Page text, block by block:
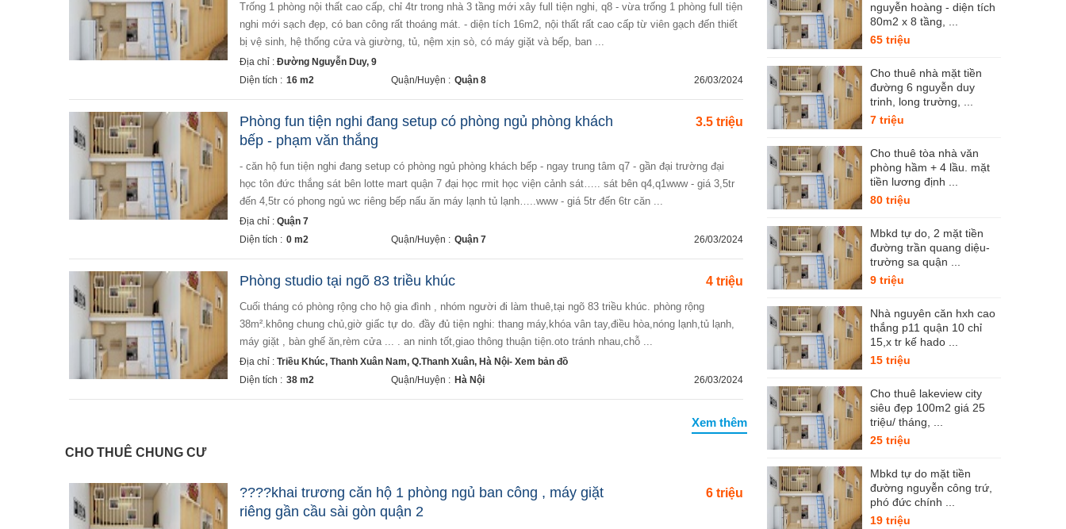
trống 1 phòng nội thất cao cấp, chỉ 4tr trong nhà 3 tầng mới xây full tiện nghi, q8 - vừa trống 1 phòng full tiện
nghi mới sạch đẹp, có ban công rất thoáng mát. - diện tích 16m2, nội thất rất cao cấp từ viên gạch đến thiết
bị vệ sinh, hệ thống cửa và giường, tủ, nệm xịn sò, có máy giặt và bếp, ban ...
Địa chỉ : Đường Nguyễn Duy, 9
Diện tích : 16 m2 Quận/Huyện : Quận 8 26/03/2024
3.5 triệu
Phòng fun tiện nghi đang setup có phòng ngủ phòng khách
bếp - phạm văn thắng
- căn hộ fun tiện nghi đang setup có phòng ngủ phòng khách bếp - ngay trung tâm q7 - gần đại trường đại
học tôn đức thắng sát bên lotte mart quận 7 đại học rmit học viện cảnh sát….. sát bên q4,q1www - giá 3,5tr
đến 4,5tr có phong ngủ wc riêng bếp nấu ăn máy lạnh tủ lạnh…..www - giá 5tr đến 6tr căn ...
Địa chỉ : Quận 7
Diện tích : 0 m2 Quận/Huyện : Quận 7 26/03/2024
4 triệu
Phòng studio tại ngõ 83 triều khúc
cuối tháng có phòng rộng cho hộ gia đình , nhóm người đi làm thuê,tại ngõ 83 triều khúc. phòng rộng
38m².không chung chủ,giờ giấc tự do. đầy đủ tiện nghi: thang máy,khóa vân tay,điều hòa,nóng lạnh,tủ lạnh,
máy giặt , bàn ghế ăn,rèm cửa ... . an ninh tốt,giao thông thuận tiện.oto tránh nhau,chỗ ...
Địa chỉ : Triều Khúc, Thanh Xuân Nam, Q.Thanh Xuân, Hà Nội- Xem bản đồ
Diện tích : 38 m2 Quận/Huyện : Hà Nội 26/03/2024
Xem thêm
CHO THUÊ CHUNG CƯ
6 triệu
????khai trương căn hộ 1 phòng ngủ ban công , máy giặt
riêng gần cầu sài gòn quận 2
nguyễn hoàng - diện tích
80m2 x 8 tầng, ...
65 triệu
Cho thuê nhà mặt tiền
đường 6 nguyễn duy
trinh, long trường, ...
7 triệu
Cho thuê tòa nhà văn
phòng hầm + 4 lầu. mặt
tiền lương định ...
80 triệu
Mbkd tự do, 2 mặt tiền
đường trần quang diệu-
trường sa quận ...
9 triệu
Nhà nguyên căn hxh cao
thắng p11 quận 10 chỉ
15,x tr kế hado ...
15 triệu
Cho thuê lakeview city
siêu đẹp 100m2 giá 25
triệu/ tháng, ...
25 triệu
Mbkd tự do mặt tiền
đường nguyễn công trứ,
phó đức chính ...
19 triệu